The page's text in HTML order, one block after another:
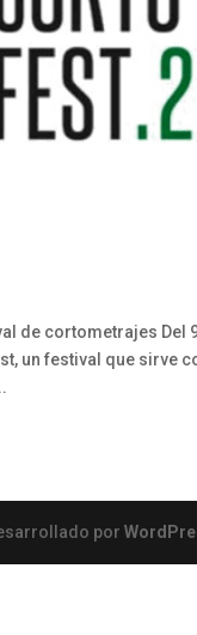
de cortometrajes Del
un festival que sirve
por